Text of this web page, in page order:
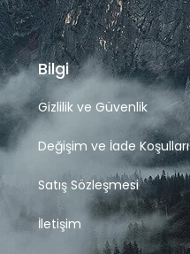
Bilgi
Gizlilik ve Güvenlik
Değişim ve İade Koşulları
Satış Sözleşmesi
İletişim